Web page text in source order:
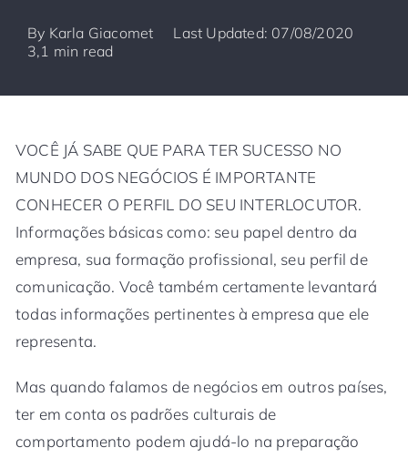
By Karla Giacomet
Last Updated: 07/08/2020
3,1 min read
VOCÊ JÁ SABE QUE PARA TER SUCESSO NO
MUNDO DOS NEGÓCIOS É IMPORTANTE
CONHECER O PERFIL DO SEU INTERLOCUTOR.
Informações básicas como: seu papel dentro da
empresa, sua formação profissional, seu perfil de
comunicação. Você também certamente levantará
todas informações pertinentes à empresa que ele
representa.
Mas quando falamos de negócios em outros países,
ter em conta os padrões culturais de
comportamento podem ajudá-lo na preparação